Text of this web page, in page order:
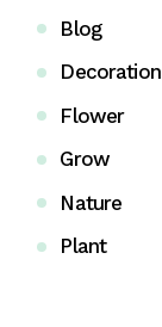
Blog
Decoration
Flower
Grow
Nature
Plant